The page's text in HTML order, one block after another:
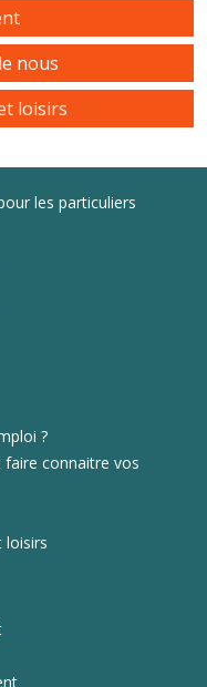
nous
loisirs
les particuliers
?
connaitre vos
loisirs